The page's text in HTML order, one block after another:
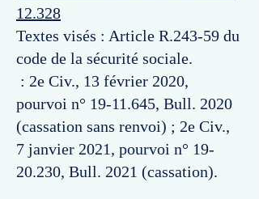
12.328
Textes visés : Article R.243-59 du
code de la sécurité sociale.
: 2e Civ., 13 février 2020,
pourvoi n° 19-11.645, Bull. 2020
(cassation sans renvoi) ; 2e Civ.,
7 janvier 2021, pourvoi n° 19-
20.230, Bull. 2021 (cassation).